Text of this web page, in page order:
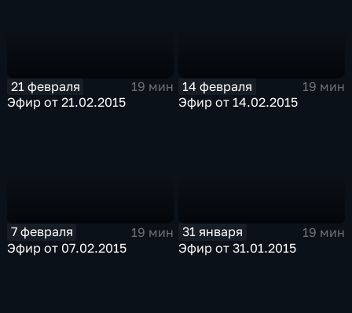
21 февраля
19 мин
Эфир от 21.02.2015
14 февраля
19 мин
Эфир от 14.02.2015
7 февраля
19 мин
Эфир от 07.02.2015
31 января
19 мин
Эфир от 31.01.2015